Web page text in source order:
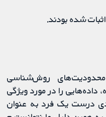
شده بودند.
محدودیت‌های روش‌شناسی
داده‌هایی را در مورد ویژگی
درست یک فرد به عنوان